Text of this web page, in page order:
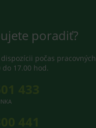
poradiť?
dispozícii počas pracovných
17.00 hod.